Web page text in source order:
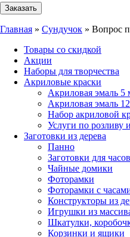
Главная » Сундучок » Вопрос
Товары со скидкой
Акции
Наборы для творчества
Акриловые краски
Акриловая эмаль 5
Акриловая эмаль
Набор акриловой
Услуги по розливу
Заготовки из дерева
Панно
Заготовки для часов
Чайные домики
Фоторамки
Фоторамки с
Конструкторы из
Игрушки из
Шкатулки,
Корзинки и ящики